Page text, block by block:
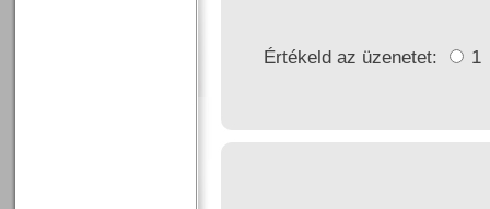
Értékeld az üzenetet: 1